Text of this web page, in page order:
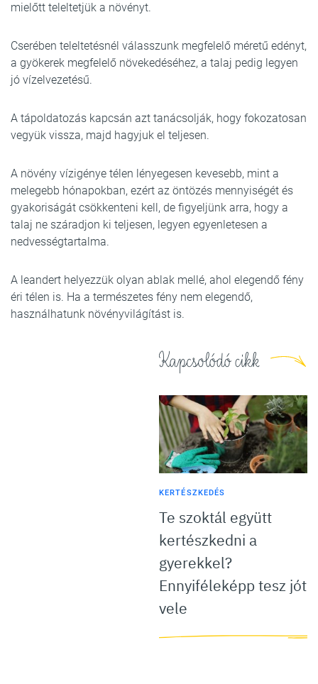
mielőtt teleltetjük a növényt.
Cserében teleltetésnél válasszunk megfelelő méretű edényt,
a gyökerek megfelelő növekedéséhez, a talaj pedig legyen
jó vízelvezetésű.
A tápoldatozás kapcsán azt tanácsolják, hogy fokozatosan
vegyük vissza, majd hagyjuk el teljesen.
A növény vízigénye télen lényegesen kevesebb, mint a
melegebb hónapokban, ezért az öntözés mennyiségét és
gyakoriságát csökkenteni kell, de figyeljünk arra, hogy a
talaj ne száradjon ki teljesen, legyen egyenletesen a
nedvességtartalma.
A leandert helyezzük olyan ablak mellé, ahol elegendő fény
éri télen is. Ha a természetes fény nem elegendő,
használhatunk növényvilágítást is.
Kapcsolódó cikk
KERTÉSZKEDÉS
Te szoktál együtt
kertészkedni a
gyerekkel?
Ennyiféleképp tesz jót
vele